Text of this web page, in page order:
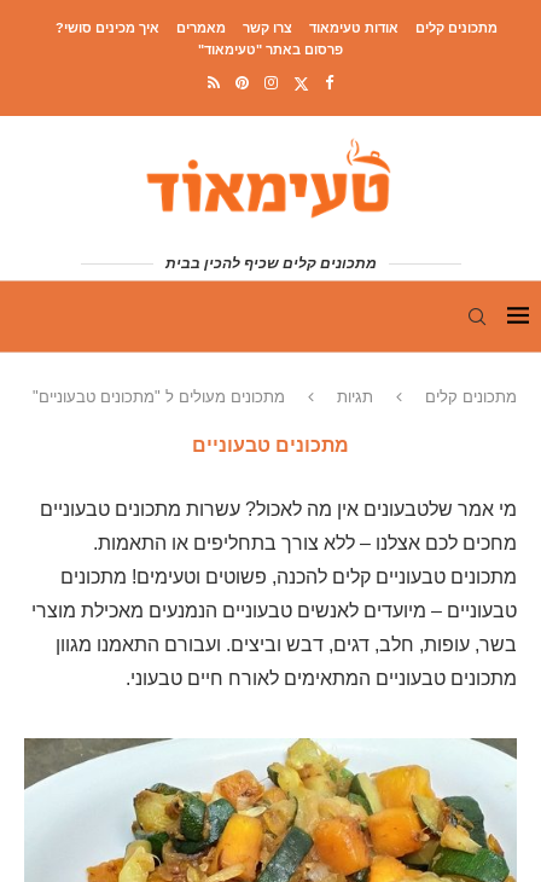
מתכונים קלים אודות טעימאוד צרו קשר מאמרים
איך מכינים סושי?
פרסום באתר "טעימאוד"
מתכונים קלים שכיף להכין בבית
מתכונים קלים תגיות מתכונים מעולים ל "מתכונים טבעוניים"
מתכונים טבעוניים
מי אמר שלטבעונים אין מה לאכול? עשרות מתכונים טבעוניים
מחכים לכם אצלנו – ללא צורך בתחליפים או התאמות.
מתכונים טבעוניים קלים להכנה, פשוטים וטעימים! מתכונים
טבעוניים – מיועדים לאנשים טבעוניים הנמנעים מאכילת מוצרי
בשר, עופות, חלב, דגים, דבש וביצים. ועבורם התאמנו מגוון
מתכונים טבעוניים המתאימים לאורח חיים טבעוני.